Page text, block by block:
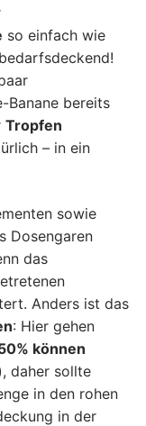
so einfach wie
Banane bereits
Tropfen
– in ein
sowie
Dosengaren
das
Anders ist das
: Hier gehen
können
daher sollte
in den rohen
in der